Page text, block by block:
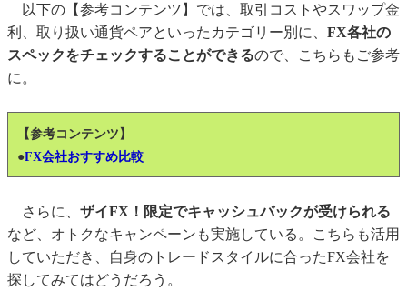
以下の【参考コンテンツ】では、取引コストやスワップ金
利、取り扱い通貨ペアといったカテゴリー別に、 FX各社の
スペックをチェックすることができるので、こちらもご参考
に。
【参考コンテンツ】
●FX会社おすすめ比較
さらに、 ザイFX！限定でキャッシュバックが受けられる
など、オトクなキャンペーンも実施している。こちらも活用
していただき、自身のトレードスタイルに合ったFX会社を
探してみてはどうだろう。